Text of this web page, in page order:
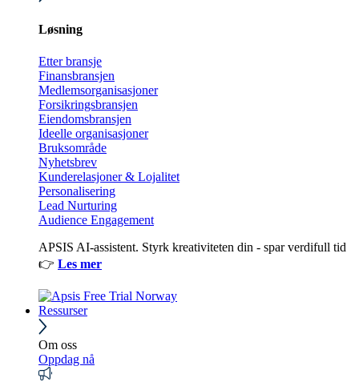
Løsning
Etter bransje
Finansbransjen
Medlemsorganisasjoner
Forsikringsbransjen
Eiendomsbransjen
Ideelle organisasjoner
Bruksområde
Nyhetsbrev
Kunderelasjoner & Lojalitet
Personalisering
Lead Nurturing
Audience Engagement
APSIS AI-assistent. Styrk kreativiteten din - spar verdifull tid
👉 Les mer
Ressurser
Om oss
Oppdag nå